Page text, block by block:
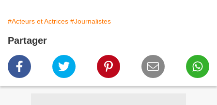
#Acteurs et Actrices #Journalistes
Partager